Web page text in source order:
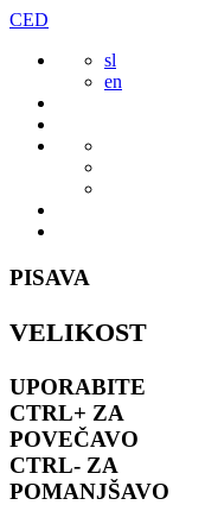
Preskoči
vsebine
CED
sl
en
PISAVA
VELIKOST
UPORABITE
CTRL+ ZA
POVEČAVO
CTRL- ZA
POMANJŠAVO